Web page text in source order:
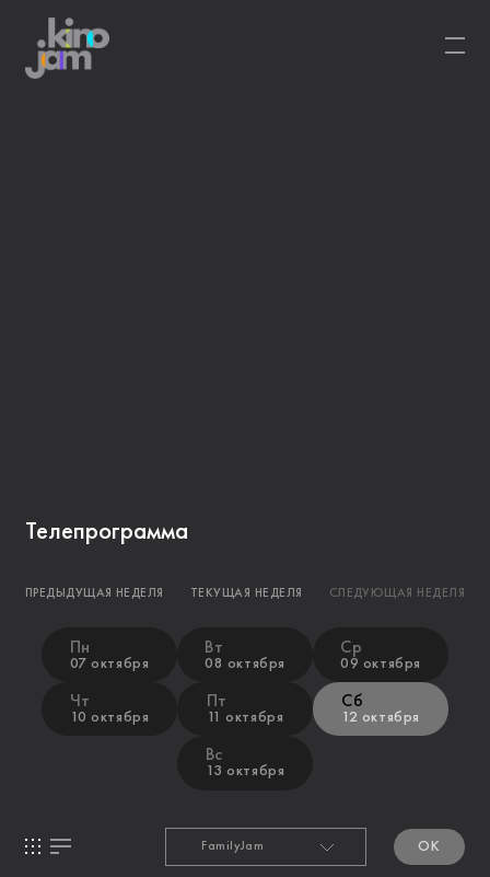
Телепрограмма
ПРЕДЫДУЩАЯ НЕДЕЛЯ ТЕКУЩАЯ НЕДЕЛЯ СЛЕДУЮЩАЯ НЕДЕЛЯ
Пн
07 октября
Вт
08 октября
Ср
09 октября
Чт
10 октября
Пт
11 октября
Сб
12 октября
Вс
13 октября
OK